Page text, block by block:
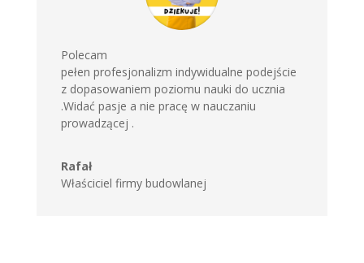
Polecam
pełen profesjonalizm indywidualne podejście
z dopasowaniem poziomu nauki do ucznia
.Widać pasje a nie pracę w nauczaniu
prowadzącej .
Rafał
Właściciel firmy budowlanej